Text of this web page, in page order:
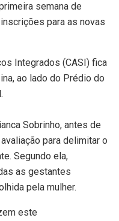
semana de
para as novas
Integrados (CASI) fica
ao lado do Prédio do
Sobrinho, antes de
para delimitar o
Segundo ela,
as gestantes
pela mulher.
este